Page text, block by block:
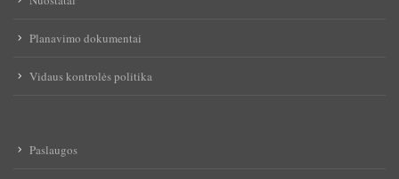
Planavimo dokumentai
Vidaus kontrolės politika
Paslaugos